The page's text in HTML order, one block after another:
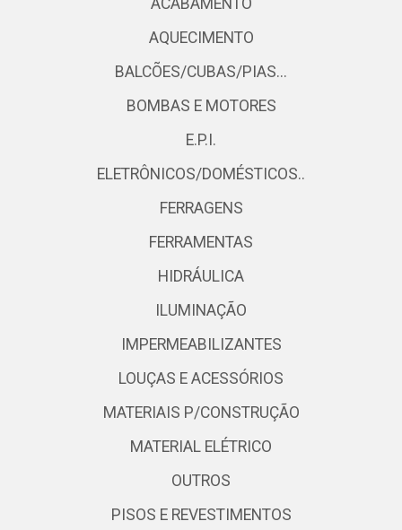
ACABAMENTO
AQUECIMENTO
BALCÕES/CUBAS/PIAS...
BOMBAS E MOTORES
E.P.I.
ELETRÔNICOS/DOMÉSTICOS..
FERRAGENS
FERRAMENTAS
HIDRÁULICA
ILUMINAÇÃO
IMPERMEABILIZANTES
LOUÇAS E ACESSÓRIOS
MATERIAIS P/CONSTRUÇÃO
MATERIAL ELÉTRICO
OUTROS
PISOS E REVESTIMENTOS